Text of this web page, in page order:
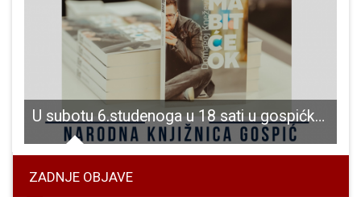
U subotu 6.studenoga u 18 sati u gospićkoj knjižnici održat će se predstavljanje knjige “Ma bit će OK”autora Domagoja Kneževića
ZADNJE OBJAVE